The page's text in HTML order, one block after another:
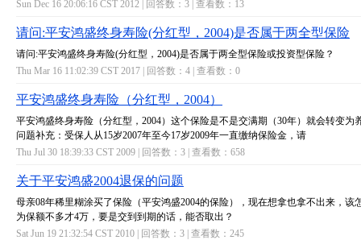
Sun Dec 16 20:06:16 CST 2012 | 回答数： 3 | 查看数： 13
请问:平安鸿盛终身寿险(分红型，2004)是否属于两全型保险
请问:平安鸿盛终身寿险(分红型，2004)是否属于两全型保险或投资型保险？
Thu Mar 16 11:02:39 CST 2017 | 回答数： 4 | 查看数： 0
平安鸿盛终身寿险（分红型，2004）
平安鸿盛终身寿险（分红型，2004）这个保险是不是交满期（30年）就会转变为
问题补充：受保人从15岁2007年至今17岁2009年一直缴纳保险金，请
Thu Jul 30 18:39:33 CST 2009 | 回答数： 3 | 查看数： 658
关于平安鸿盛2004退保的问题
母亲08年稀里糊涂买了保险（平安鸿盛2004的保险），现在想拿也拿不出来，该
为保额不多才4万，要是交到到期的话，能否取出？
Sat Jun 19 21:32:54 CST 2010 | 回答数： 3 | 查看数： 245